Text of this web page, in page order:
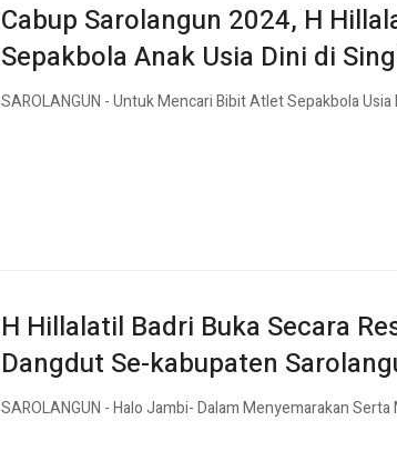
Cabup Sarolangun 2024, H
Sepakbola Anak Usia Dini di
SAROLANGUN - Untuk Mencari Bibit Atlet Sepakbola
H Hillalatil Badri Buka Secara
Dangdut Se-kabupaten
SAROLANGUN - Halo Jambi- Dalam Menyemarakan